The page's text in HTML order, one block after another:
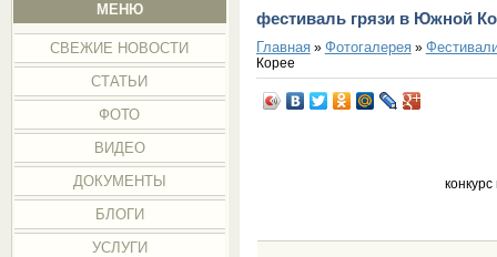
МЕНЮ
СВЕЖИЕ НОВОСТИ
СТАТЬИ
ФОТО
ВИДЕО
ДОКУМЕНТЫ
БЛОГИ
УСЛУГИ
фестиваль грязи в Южной
Главная» Фотогалерея»
Корее